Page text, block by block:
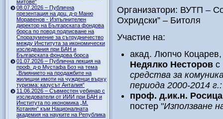
митове“
08.07.2026 – Публична
презентация на доц. д-р Маню
Моравенов - Изпълнителен
директор на Българската фондова
борса по повод подписване на
Споразумение за сътрудничество
между Института за икономически
изследвания при БАН и
Българската фондова борса
01.07.2026 – Публична лекция на
проф. д-р Мустафа Боз на тема
„Влиянието на продажбите на
жилищни имоти на чужденци върху
туризма: казусът Анталия“
11.06.2026 – Съвместен уебинар с
изследователи от ИИИ при БАН и
Института по икономика „М.
Котанян“ към Националната
академия на науките на Република
Организатори: ВУТП –
Охридски” – Битоля
Участие на:
акад. Люпчо
Недялко Несторов с
средства за
периода 2000-2014
проф. д.ик.н.
постер "Използване